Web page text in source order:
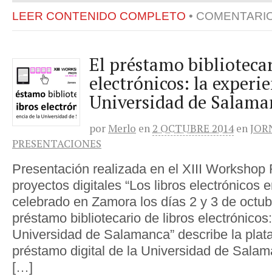
LEER CONTENIDO COMPLETO •
El préstamo
electrónicos: la
Universidad de
por Merlo en 2 OCTUBRE 2014 en
PRESENTACIONES
Presentación realizada en el XIII Workshop
proyectos digitales “Los libros electrónicos
celebrado en Zamora los días 2 y 3 de
préstamo bibliotecario de libros
Universidad de Salamanca” describe la
préstamo digital de la Universidad de
[…]